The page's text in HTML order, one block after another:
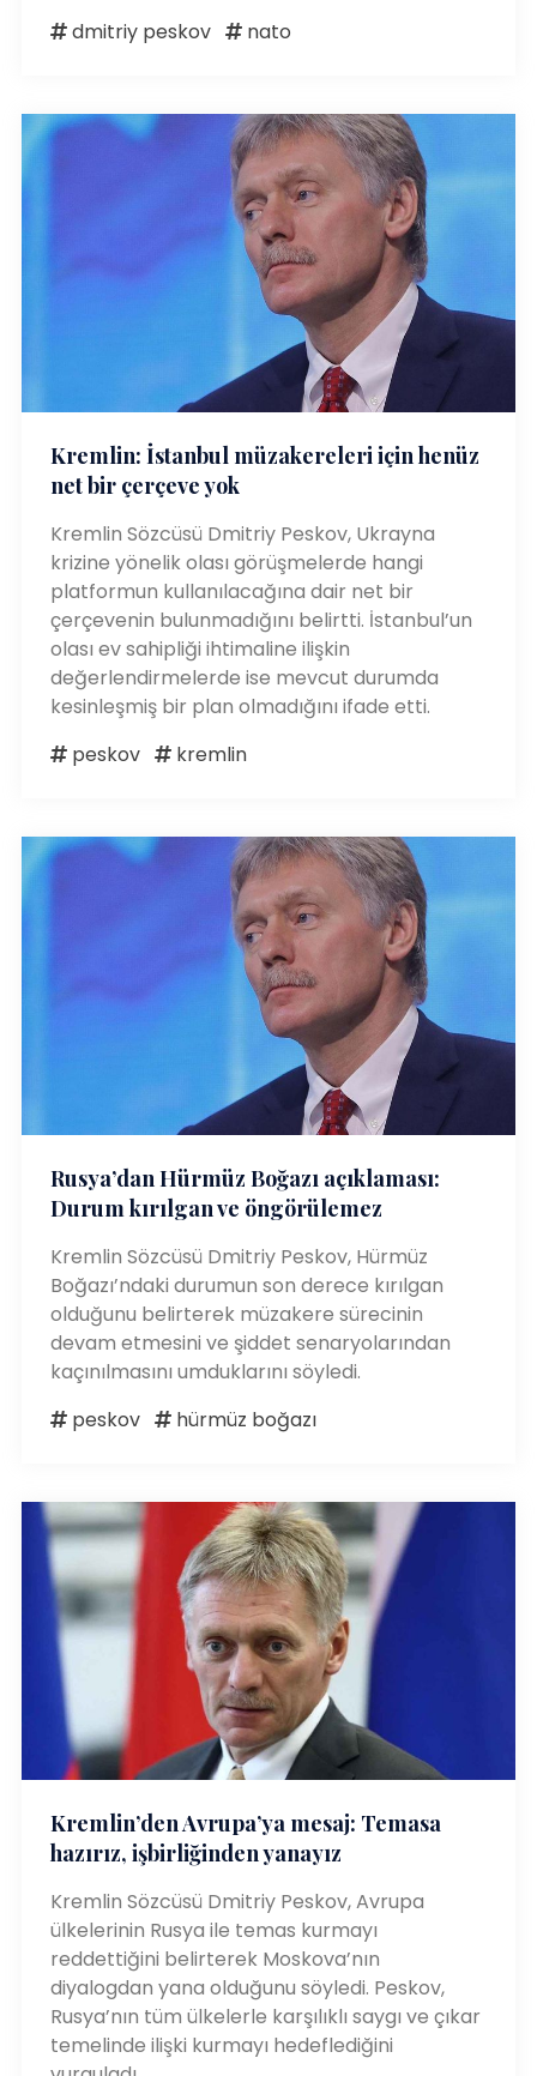
dmitriy peskov
nato
Kremlin: İstanbul müzakereleri için henüz
net bir çerçeve yok
Kremlin Sözcüsü Dmitriy Peskov, Ukrayna
krizine yönelik olası görüşmelerde hangi
platformun kullanılacağına dair net bir
çerçevenin bulunmadığını belirtti. İstanbul’un
olası ev sahipliği ihtimaline ilişkin
değerlendirmelerde ise mevcut durumda
kesinleşmiş bir plan olmadığını ifade etti.
peskov
kremlin
Rusya’dan Hürmüz Boğazı açıklaması:
Durum kırılgan ve öngörülemez
Kremlin Sözcüsü Dmitriy Peskov, Hürmüz
Boğazı’ndaki durumun son derece kırılgan
olduğunu belirterek müzakere sürecinin
devam etmesini ve şiddet senaryolarından
kaçınılmasını umduklarını söyledi.
peskov
hürmüz boğazı
Kremlin’den Avrupa’ya mesaj: Temasa
hazırız, işbirliğinden yanayız
Kremlin Sözcüsü Dmitriy Peskov, Avrupa
ülkelerinin Rusya ile temas kurmayı
reddettiğini belirterek Moskova’nın
diyalogdan yana olduğunu söyledi. Peskov,
Rusya’nın tüm ülkelerle karşılıklı saygı ve çıkar
temelinde ilişki kurmayı hedeflediğini